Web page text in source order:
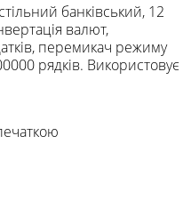
банківський, 12
валют,
перемикач режиму
рядків. Використовує